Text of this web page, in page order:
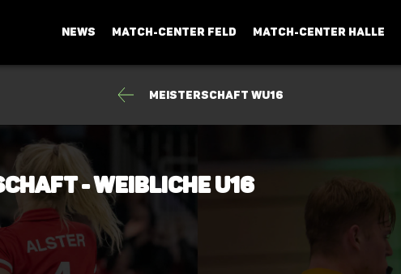
NEWS MATCH-CENTER FELD MATCH-CENTER HALLE
Meisterschaft wU16
- Weibliche U16